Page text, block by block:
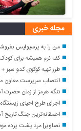
مجله خبری
من را به پرسپولیس
کف نرم همیشه برای کودک امن نیست؛ ۶ نشانه‌ای که
طرز تهیه کوکوی کدو
انتصاب سرپرست معاون
تنگه هرمز از زمان حضرت آدم تا ۹ اسفند ۱۴۰۴ باز
اجرای طرح احیای
احمقانه‌ترین جنگ تاریخ
تصاویر| مرد پشت پرده